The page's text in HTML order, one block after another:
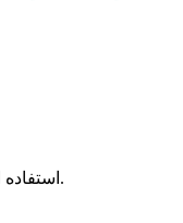
استفاده از مطالب سایت با ذکر منبع بلامانع میباشد.